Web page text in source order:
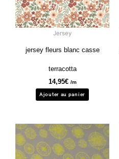
Jersey
jersey fleurs blanc casse
terracotta
14,95€ /m
Ajouter au panier